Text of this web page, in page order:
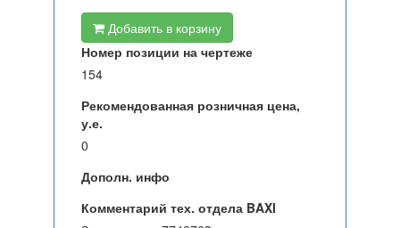
Добавить в корзину
Номер позиции на чертеже
154
Рекомендованная розничная цена,
у.е.
0
Дополн. инфо
Комментарий тех. отдела BAXI